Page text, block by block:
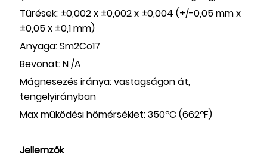
Tűrések: ±0,002 x ±0,002 x ±0,004 (+/-0,05 mm x
±0,05 x ±0,1 mm)
Anyaga: Sm2Co17
Bevonat: N /A
Mágnesezés iránya: vastagságon át,
tengelyirányban
Max működési hőmérséklet: 350ºC (662ºF)
Jellemzők